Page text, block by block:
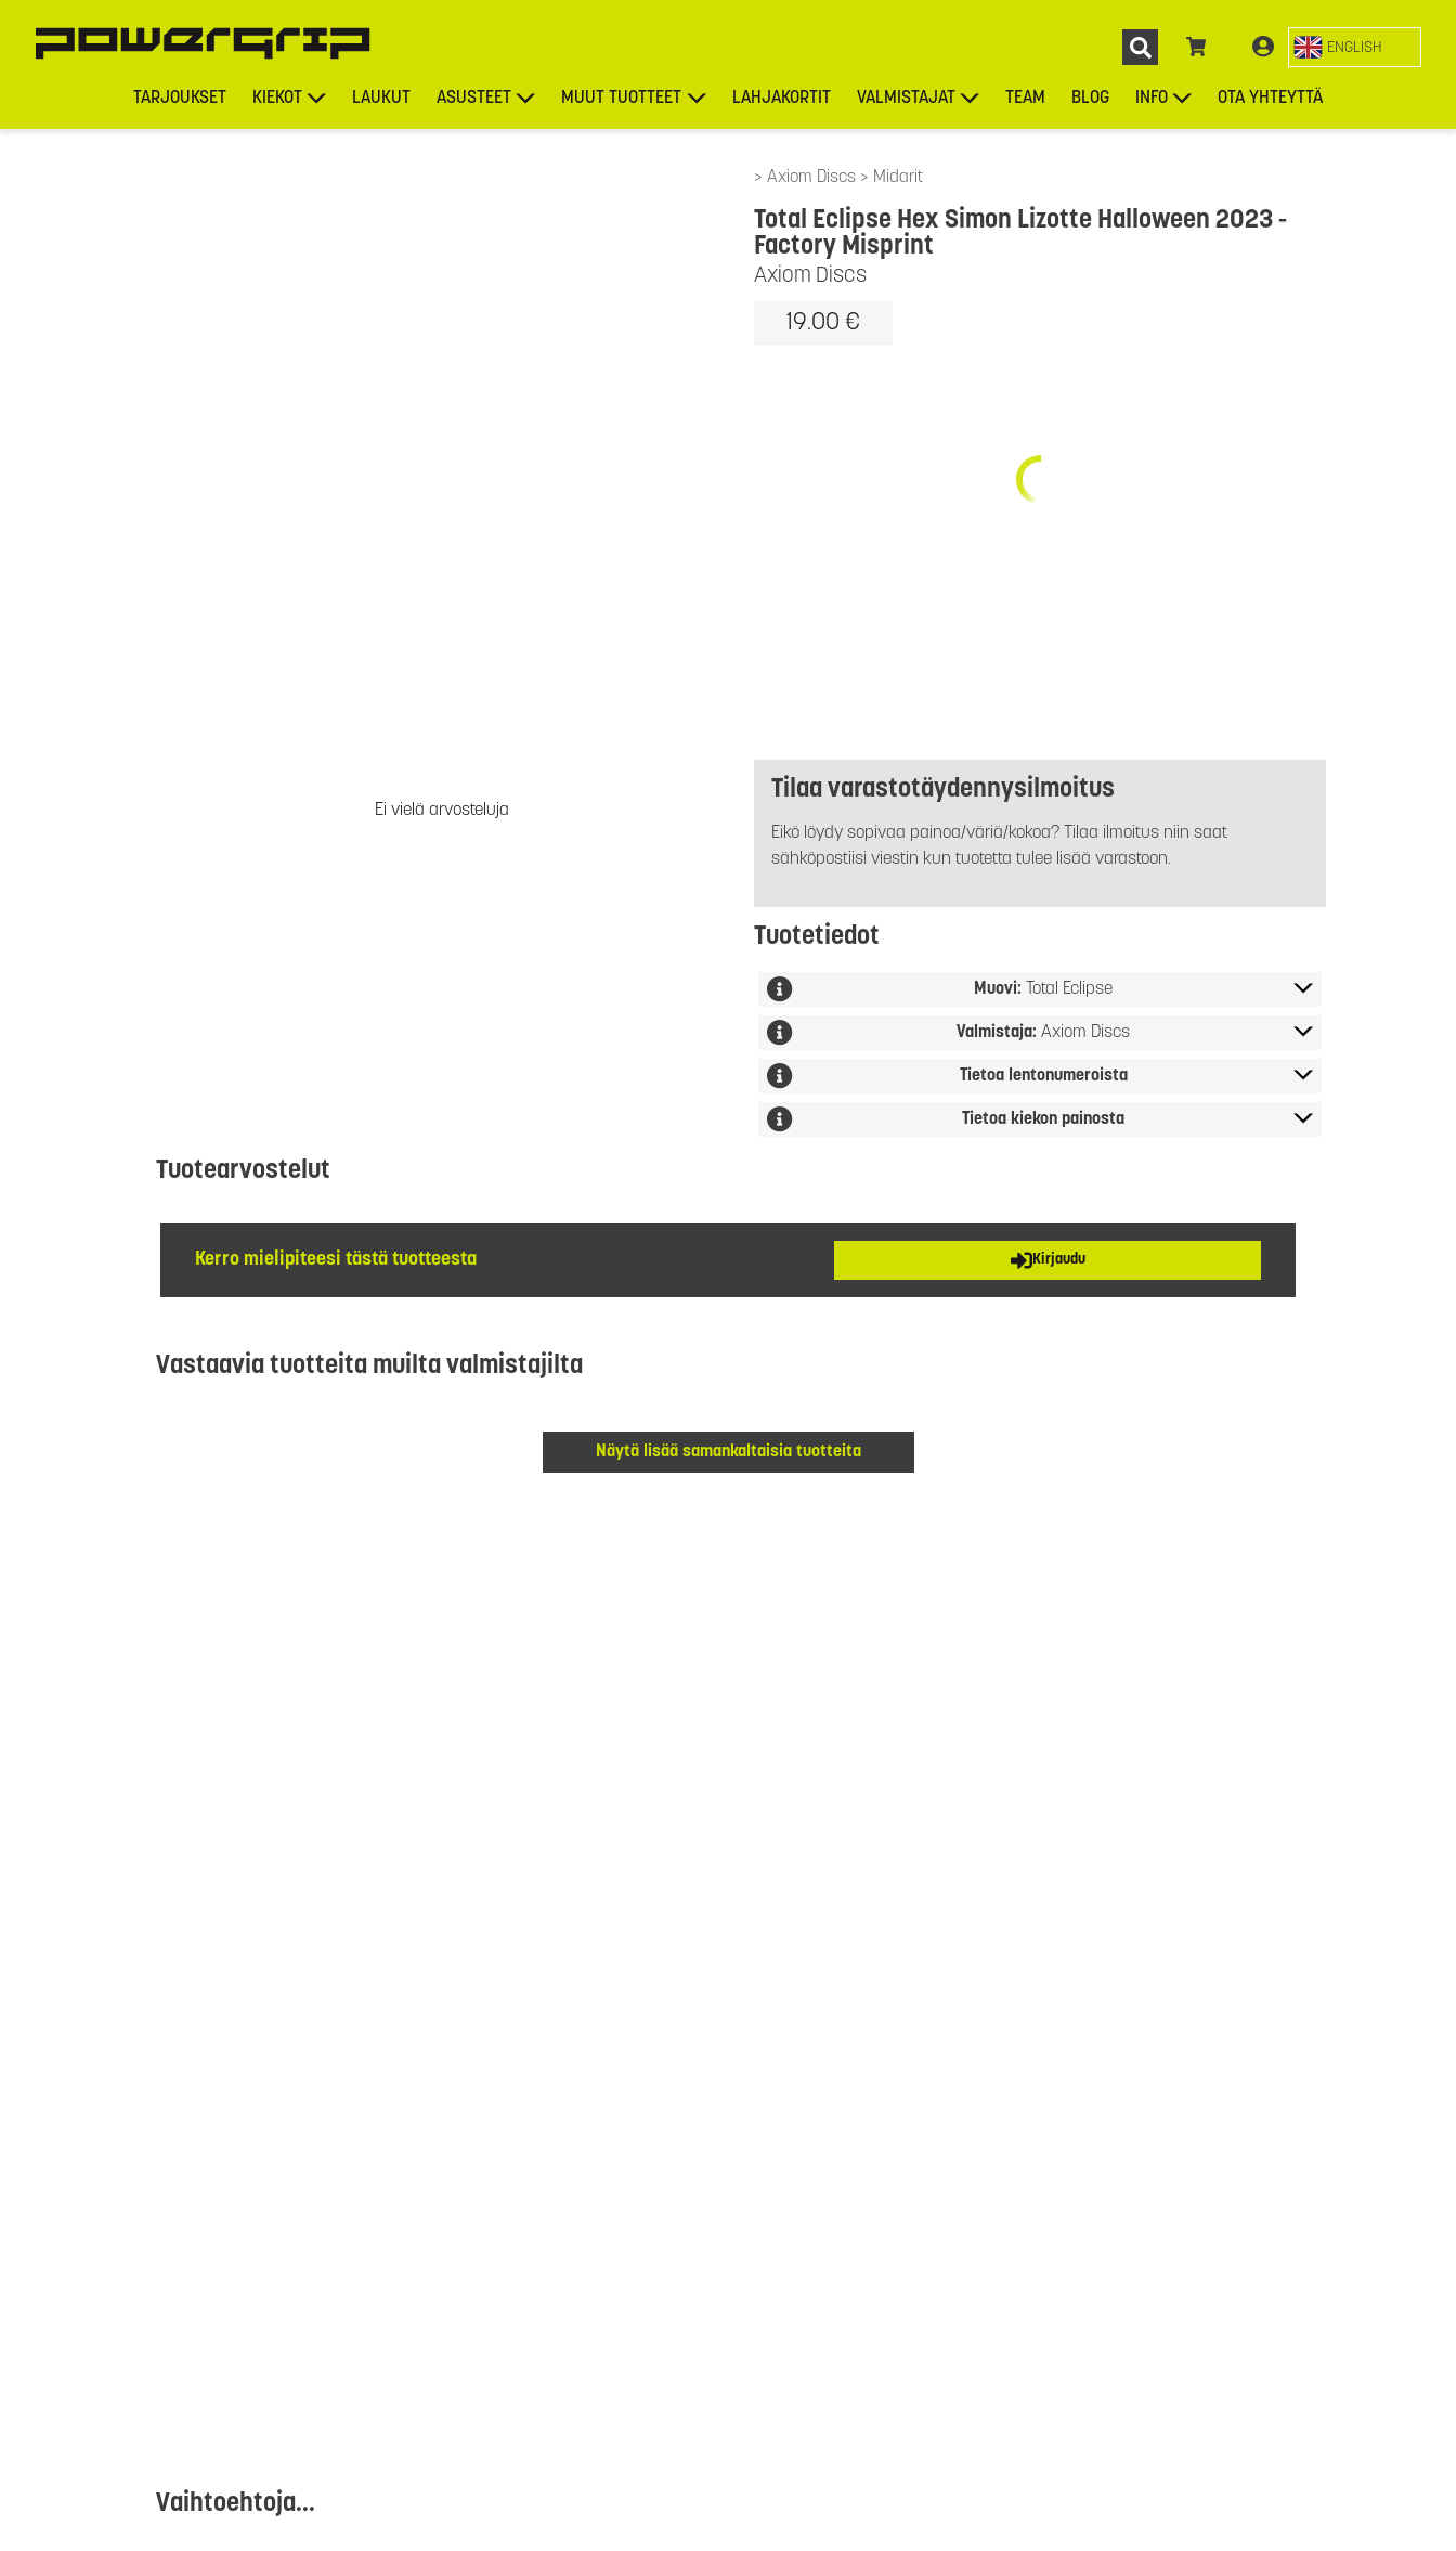
ENGLISH
TARJOUKSET KIEKOT LAUKUT ASUSTEET MUUT TUOTTEET LAHJAKORTIT VALMISTAJAT TEAM BLOG INFO OTA YHTEYTTÄ
Axiom Discs Midarit
Ei vielä arvosteluja
Axiom Discs
Total Eclipse Hex Simon Lizotte Halloween 2023 -
Factory Misprint
19.00 €
Tilaa varastotäydennysilmoitus
Eikö löydy sopivaa painoa/väriä/kokoa? Tilaa ilmoitus niin saat
sähköpostiisi viestin kun tuotetta tulee lisää varastoon.
Tuotetiedot
Muovi: Total Eclipse
Valmistaja: Axiom Discs
Tietoa lentonumeroista
Tietoa kiekon painosta
Tuotearvostelut
Kerro mielipiteesi tästä tuotteesta Kirjaudu
Vastaavia tuotteita muilta valmistajilta
Näytä lisää samankaltaisia tuotteita
Vaihtoehtoja...